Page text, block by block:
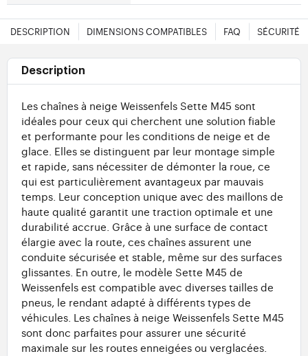
DESCRIPTION DIMENSIONS COMPATIBLES FAQ SÉCURITÉ
Description
Les chaînes à neige Weissenfels Sette M45 sont
idéales pour ceux qui cherchent une solution fiable
et performante pour les conditions de neige et de
glace. Elles se distinguent par leur montage simple
et rapide, sans nécessiter de démonter la roue, ce
qui est particulièrement avantageux par mauvais
temps. Leur conception unique avec des maillons de
haute qualité garantit une traction optimale et une
durabilité accrue. Grâce à une surface de contact
élargie avec la route, ces chaînes assurent une
conduite sécurisée et stable, même sur des surfaces
glissantes. En outre, le modèle Sette M45 de
Weissenfels est compatible avec diverses tailles de
pneus, le rendant adapté à différents types de
véhicules. Les chaînes à neige Weissenfels Sette M45
sont donc parfaites pour assurer une sécurité
maximale sur les routes enneigées ou verglacées.